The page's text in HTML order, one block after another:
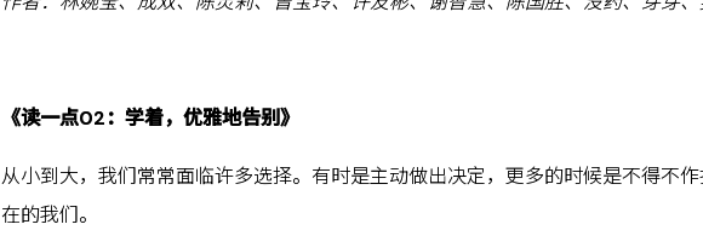
《读一点02：学着，优雅地告别》
从小到大，我们常常面临许多选择。有时是主动做出决定，更多的时候是不得不
在的我们。